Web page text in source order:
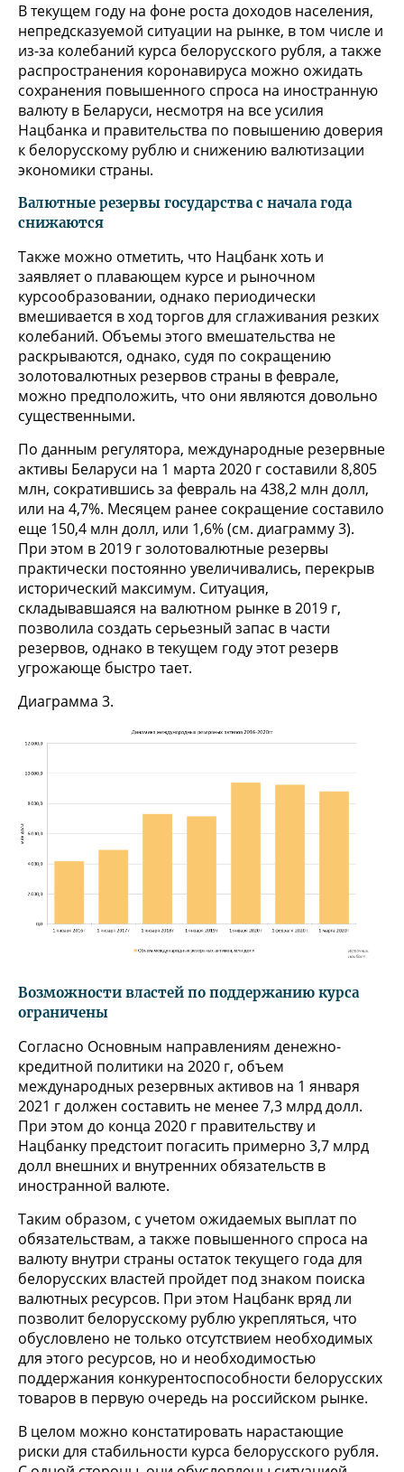
В текущем году на фоне роста доходов населения,
непредсказуемой ситуации на рынке, в том числе и
из-за колебаний курса белорусского рубля, а также
распространения коронавируса можно ожидать
сохранения повышенного спроса на иностранную
валюту в Беларуси, несмотря на все усилия
Нацбанка и правительства по повышению доверия
к белорусскому рублю и снижению валютизации
экономики страны.
Валютные резервы государства с начала года
снижаются
Также можно отметить, что Нацбанк хоть и
заявляет о плавающем курсе и рыночном
курсообразовании, однако периодически
вмешивается в ход торгов для сглаживания резких
колебаний. Объемы этого вмешательства не
раскрываются, однако, судя по сокращению
золотовалютных резервов страны в феврале,
можно предположить, что они являются довольно
существенными.
По данным регулятора, международные резервные
активы Беларуси на 1 марта 2020 г составили 8,805
млн, сократившись за февраль на 438,2 млн долл,
или на 4,7%. Месяцем ранее сокращение составило
еще 150,4 млн долл, или 1,6% (см. диаграмму 3).
При этом в 2019 г золотовалютные резервы
практически постоянно увеличивались, перекрыв
исторический максимум. Ситуация,
складывавшаяся на валютном рынке в 2019 г,
позволила создать серьезный запас в части
резервов, однако в текущем году этот резерв
угрожающе быстро тает.
Диаграмма 3.
Возможности властей по поддержанию курса
ограничены
Согласно Основным направлениям денежно-
кредитной политики на 2020 г, объем
международных резервных активов на 1 января
2021 г должен составить не менее 7,3 млрд долл.
При этом до конца 2020 г правительству и
Нацбанку предстоит погасить примерно 3,7 млрд
долл внешних и внутренних обязательств в
иностранной валюте.
Таким образом, с учетом ожидаемых выплат по
обязательствам, а также повышенного спроса на
валюту внутри страны остаток текущего года для
белорусских властей пройдет под знаком поиска
валютных ресурсов. При этом Нацбанк вряд ли
позволит белорусскому рублю укрепляться, что
обусловлено не только отсутствием необходимых
для этого ресурсов, но и необходимостью
поддержания конкурентоспособности белорусских
товаров в первую очередь на российском рынке.
В целом можно констатировать нарастающие
риски для стабильности курса белорусского рубля.